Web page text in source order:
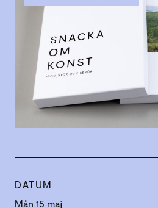
DATUM
Mån 15 maj